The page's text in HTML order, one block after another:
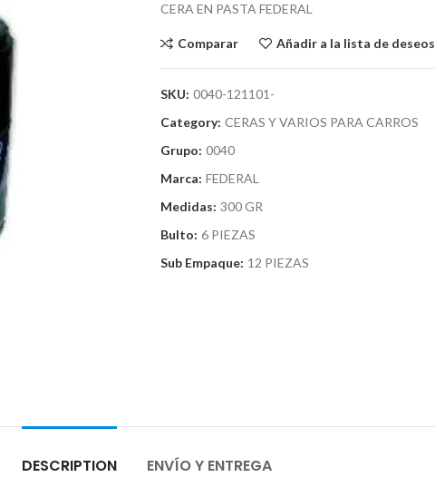
CERA EN PASTA FEDERAL
Comparar Añadir a la lista de deseos
SKU: 0040-121101-
Category: CERAS Y VARIOS PARA CARROS
Grupo: 0040
Marca: FEDERAL
Medidas: 300 GR
Bulto: 6 PIEZAS
Sub Empaque: 12 PIEZAS
DESCRIPTION ENVÍO Y ENTREGA